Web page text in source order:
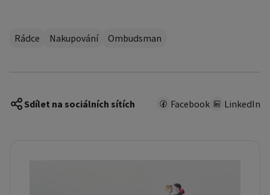
Rádce Nakupování Ombudsman
Sdílet na sociálních sítích Facebook LinkedIn